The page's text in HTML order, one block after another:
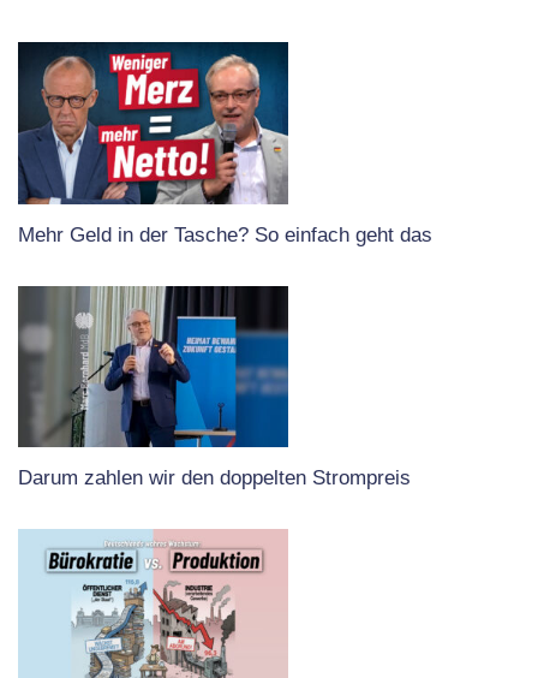
Mehr Geld in der Tasche? So einfach geht das
Darum zahlen wir den doppelten Strompreis